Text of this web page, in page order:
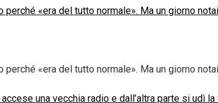
«era del tutto normale». Ma un giorno
«era del tutto normale». Ma un giorno
una vecchia radio e dall’altra parte si udì